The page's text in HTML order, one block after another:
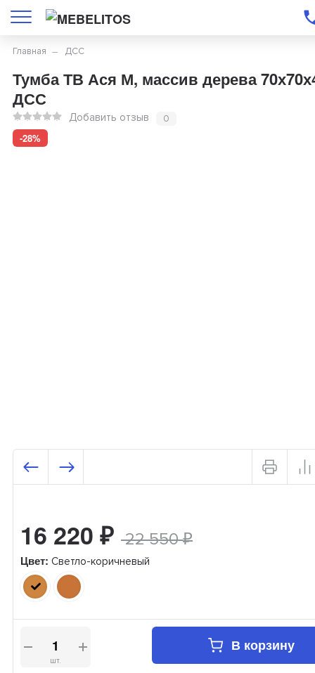
Главная ДСС
Тумба ТВ Ася М, массив дерева
ДСС
Добавить отзыв 0
-28%
16 220₽ 22 550₽
Цвет:Светло-коричневый
шт.
В корзину